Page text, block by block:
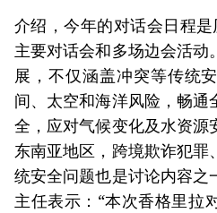
介绍，今年的对话会日程
主要对话会和多场边会活
展，不仅涵盖冲突等传统
间、太空和海洋风险，畅通
全，应对气候变化及水资源
东南亚地区，跨境欺诈犯
统安全问题也是讨论内容之
主任表示：“本次香格里拉